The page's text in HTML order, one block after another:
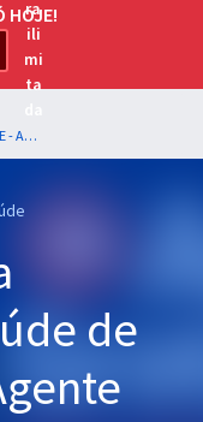
SMS - Secretaria Municipal de Saúde de Paracatu - PE - Agente Comunitário de Saúde
de